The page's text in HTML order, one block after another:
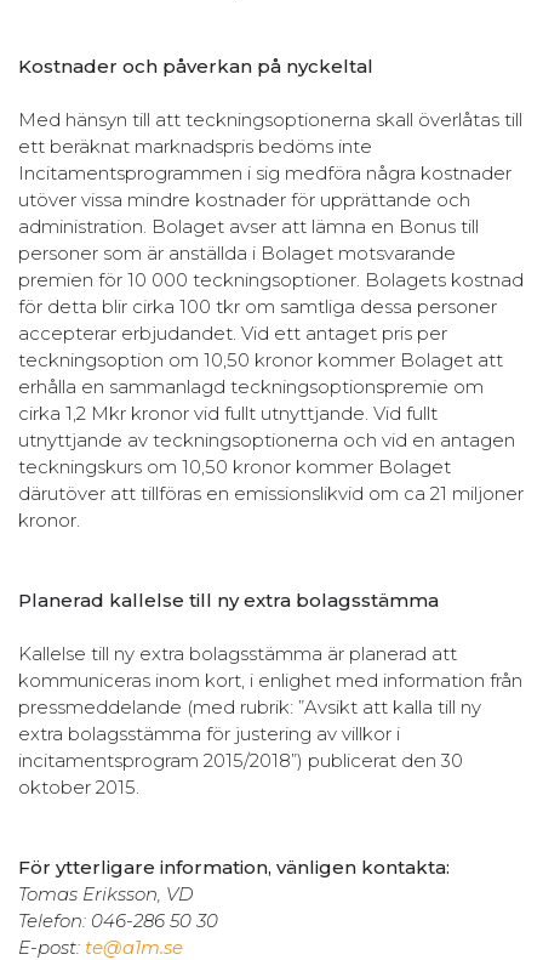
Kostnader och påverkan på nyckeltal
Med hänsyn till att teckningsoptionerna skall överlåtas till
ett beräknat marknadspris bedöms inte
Incitamentsprogrammen i sig medföra några kostnader
utöver vissa mindre kostnader för upprättande och
administration. Bolaget avser att lämna en Bonus till
personer som är anställda i Bolaget motsvarande
premien för 10 000 teckningsoptioner. Bolagets kostnad
för detta blir cirka 100 tkr om samtliga dessa personer
accepterar erbjudandet. Vid ett antaget pris per
teckningsoption om 10,50 kronor kommer Bolaget att
erhålla en sammanlagd teckningsoptionspremie om
cirka 1,2 Mkr kronor vid fullt utnyttjande. Vid fullt
utnyttjande av teckningsoptionerna och vid en antagen
teckningskurs om 10,50 kronor kommer Bolaget
därutöver att tillföras en emissionslikvid om ca 21 miljoner
kronor.
Planerad kallelse till ny extra bolagsstämma
Kallelse till ny extra bolagsstämma är planerad att
kommuniceras inom kort, i enlighet med information från
pressmeddelande (med rubrik: ”Avsikt att kalla till ny
extra bolagsstämma för justering av villkor i
incitamentsprogram 2015/2018”) publicerat den 30
oktober 2015.
För ytterligare information, vänligen kontakta:
Tomas Eriksson, VD
Telefon: 046-286 50 30
E-post: te@a1m.se